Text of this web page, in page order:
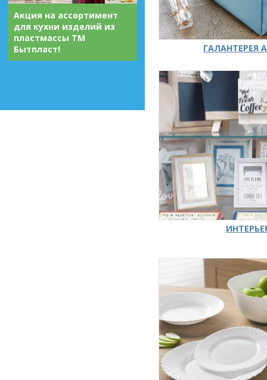
Акция на ассортимент
для кухни изделий из
пластмассы ТМ
Бытпласт!
ГАЛАНТЕРЕЯ